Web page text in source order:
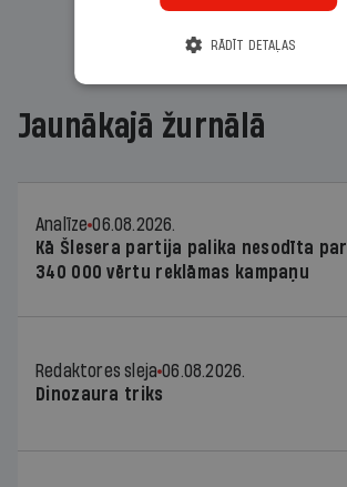
Jaunākajā žurnālā
Analīze 06.08.2026.
Kā Šlesera partija palika nesodīta par
340 000 vērtu reklāmas kampaņu
Redaktores sleja 06.08.2026.
Dinozaura triks
RĀDĪT DETAĻAS